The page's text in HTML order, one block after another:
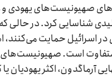
صهیونیست‌های یهودی و
شناسایی کرد. در حالی که
اسرائیل حمایت می‌کنند،
متفاوت است.
آرماگدون، اکثر یهودیان